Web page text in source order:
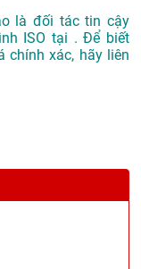
là đối tác tin cậy
ISO tại . Để biết
chính xác, hãy liên